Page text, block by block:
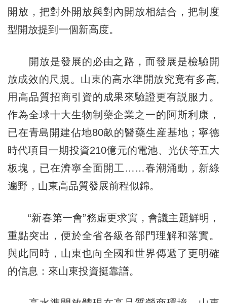
開放，把對外開放與對內開放相結合，把制度
型開放提到一個新高度。
開放是發展的必由之路，而發展是檢驗開
放成效的尺規。山東的高水準開放究竟有多高,
用高品質招商引資的成果來驗證更有説服力。
作為全球十大生物制藥企業之一的阿斯利康，
已在青島開建佔地80畝的醫藥生産基地；寧德
時代項目一期投資210億元的電池、光伏等五大
板塊，已在濟寧全面開工……春潮涌動，新綠
遍野，山東高品質發展前程似錦。
“新春第一會”務虛更求實，會議主題鮮明，
重點突出，便於全省各級各部門理解和落實。
與此同時，山東也向全國和世界傳遞了更明確
的信息：來山東投資挺靠譜。